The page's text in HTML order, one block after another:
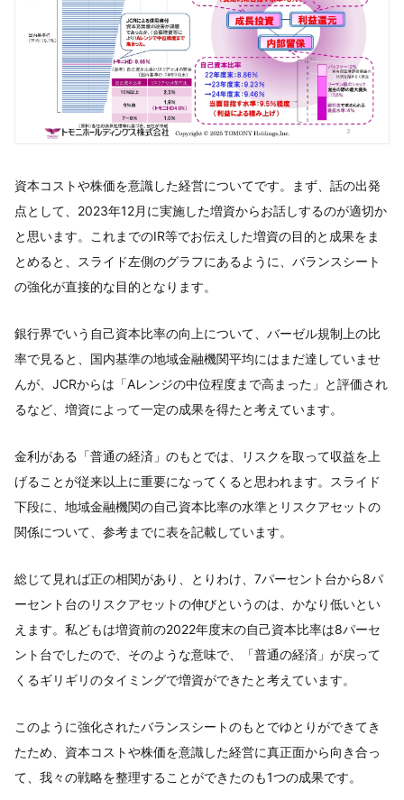
資本コストや株価を意識した経営についてです。まず、話の出発
点として、2023年12月に実施した増資からお話しするのが適切か
と思います。これまでのIR等でお伝えした増資の目的と成果をま
とめると、スライド左側のグラフにあるように、バランスシート
の強化が直接的な目的となります。
銀行界でいう自己資本比率の向上について、バーゼル規制上の比
率で見ると、国内基準の地域金融機関平均にはまだ達していませ
んが、JCRからは「Aレンジの中位程度まで高まった」と評価され
るなど、増資によって一定の成果を得たと考えています。
金利がある「普通の経済」のもとでは、リスクを取って収益を上
げることが従来以上に重要になってくると思われます。スライド
下段に、地域金融機関の自己資本比率の水準とリスクアセットの
関係について、参考までに表を記載しています。
総じて見れば正の相関があり、とりわけ、7パーセント台から8パ
ーセント台のリスクアセットの伸びというのは、かなり低いとい
えます。私どもは増資前の2022年度末の自己資本比率は8パーセ
ント台でしたので、そのような意味で、「普通の経済」が戻って
くるギリギリのタイミングで増資ができたと考えています。
このように強化されたバランスシートのもとでゆとりができてき
たため、資本コストや株価を意識した経営に真正面から向き合っ
て、我々の戦略を整理することができたのも1つの成果です。